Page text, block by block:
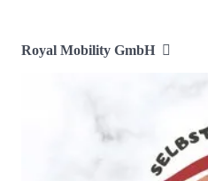
Royal Mobility GmbH